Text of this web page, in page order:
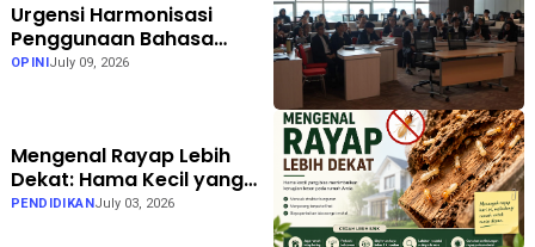
Urgensi Harmonisasi
Penggunaan Bahasa
Indonesia dan Bahasa
OPINIJuly 09, 2026
Mengenal Rayap Lebih
Dekat: Hama Kecil yang
Bisa Menimbulkan
PENDIDIKAN July 03, 2026